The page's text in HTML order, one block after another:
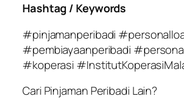
Hashtag / Keywords
#pinjamanperibadi
#pembiayaanperibadi
#koperasi
Cari Pinjaman Peribadi Lain?